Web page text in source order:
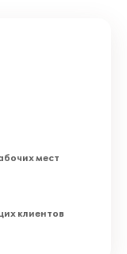
мест
клиентов